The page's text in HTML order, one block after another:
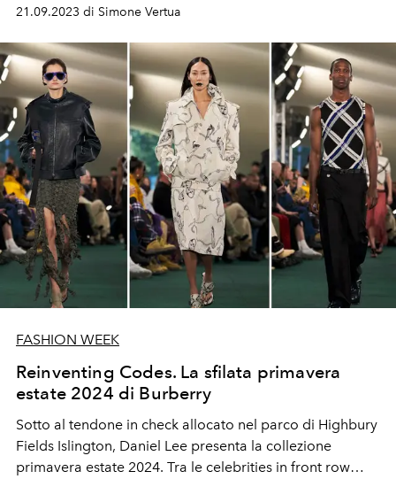
21.09.2023 di Simone Vertua
FASHION WEEK
Reinventing Codes. La sfilata primavera
estate 2024 di Burberry
Sotto al tendone in check allocato nel parco di Highbury
Fields Islington, Daniel Lee presenta la collezione
primavera estate 2024. Tra le celebrities in front row